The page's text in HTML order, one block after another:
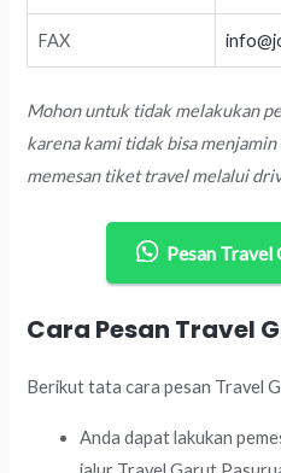
FAX
Mohon untuk tidak melakukan
karena kami tidak bisa
memesan tiket travel melalui
Pesan Travel
Cara Pesan Travel
Berikut tata cara pesan Travel
Anda dapat lakukan